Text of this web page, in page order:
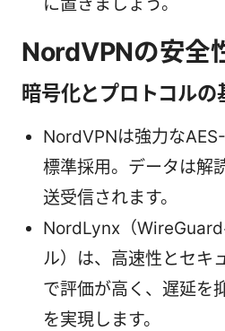
NordVPNの安全
暗号化とプロトコルの
NordVPNは強力な
標準採用。データは解
送受信されます。
NordLynx（WireGuard
ル）は、高速性とセキ
で評価が高く、遅延を
を実現します。